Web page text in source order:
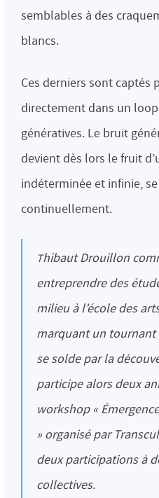
semblables à des
blancs.
Ces derniers sont captés
directement dans un
génératives. Le bruit
devient dès lors le fruit
indéterminée et infinie,
continuellement.
Thibaut Drouillon commence, en 2016, à
entreprendre des
milieu à l’école des
marquant un tournant
se solde par la
participe alors deux
workshop «
» organisé par
deux participations à
collectives.